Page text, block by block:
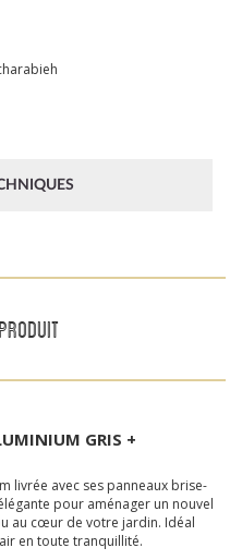
GRIS +
livrée avec ses panneaux brise-
pour aménager un nouvel
au cœur de votre jardin. Idéal
en toute tranquillité.